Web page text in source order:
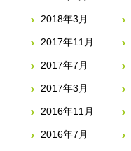
2018年3月
2017年11月
2017年7月
2017年3月
2016年11月
2016年7月